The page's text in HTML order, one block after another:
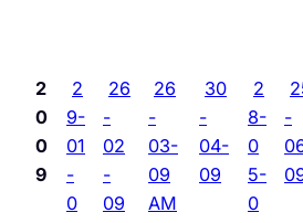
2
0
0
9
2
9-
01
-
0
26
-
02
-
09
26
-
03-
09
AM
30
-
04-
09
2
8-
0
5-
0
-